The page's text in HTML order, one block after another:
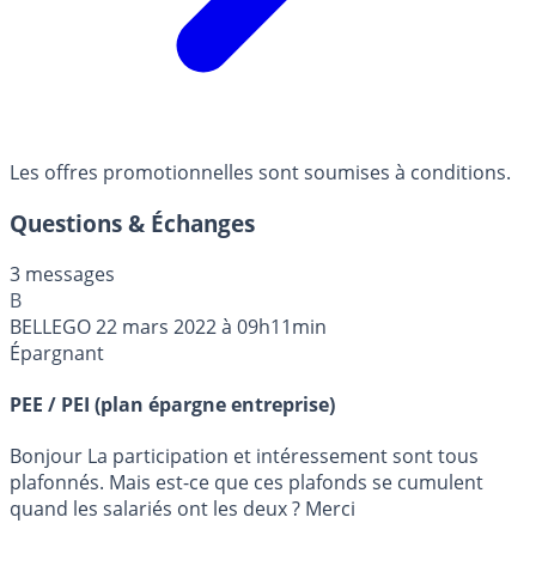
Les offres promotionnelles sont soumises à conditions.
Questions & Échanges
3 messages
B
BELLEGO22 mars 2022 à 09h11min
Épargnant
PEE / PEI (plan épargne entreprise)
Bonjour La participation et intéressement sont tous
plafonnés. Mais est-ce que ces plafonds se cumulent
quand les salariés ont les deux ? Merci